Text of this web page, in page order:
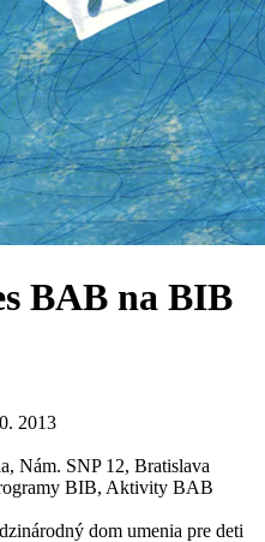
BAB na BIB
2013
Nám. SNP 12, Bratislava
BIB, Aktivity BAB
dom umenia pre deti